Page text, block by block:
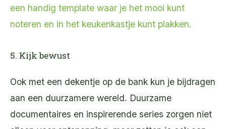
een handig template waar je het mooi kunt
noteren en in het keukenkastje kunt plakken.
5. Kijk bewust
Ook met een dekentje op de bank kun je bijdragen
aan een duurzamere wereld. Duurzame
documentaires en inspirerende series zorgen niet